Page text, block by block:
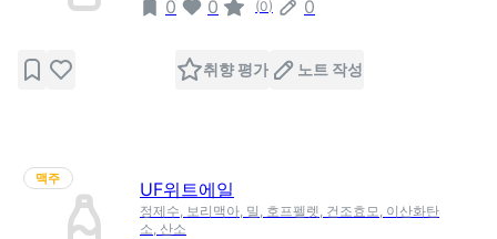
0 0 (0) 0
취향 평가 노트 작성
맥주
UF위트에일
정제수, 보리맥아, 밀, 호프펠렛, 건조효모, 이산화탄
소, 산소